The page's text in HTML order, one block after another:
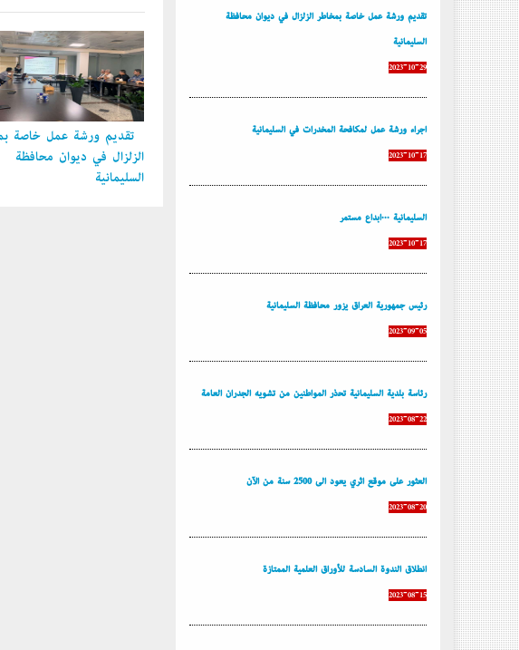
تقديم ورشة عمل خاصة
الزلزال في ديوان محافظة
السليمانية
تقديم ورشة عمل خاصة بمخاطر الزلزال في ديوان محافظة
السليمانية
2023-10-29
إجراء ورشة عمل لمكافحة المخدرات في السليمانية
2023-10-17
السليمانية ...إبداع مستمر
2023-10-17
رئيس جمهورية العراق يزور محافظة السليمانية
2023-09-05
رئاسة بلدية السليمانية تحذر المواطنين من تشويه الجدران العامة
2023-08-22
العثور على موقع أثري يعود إلى 2500 سنة من الآن
2023-08-20
إنطلاق الندوة السادسة للأوراق العلمية الممتازة
2023-08-15